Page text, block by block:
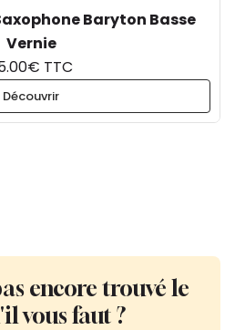
Baryton Basse
Vernie
TTC
Découvrir
encore trouvé le
vous faut ?